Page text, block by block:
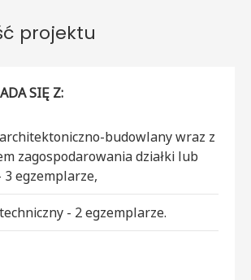
projektu
SIĘ Z:
budowlany wraz z
zagospodarowania działki lub
egzemplarze,
- 2 egzemplarze.